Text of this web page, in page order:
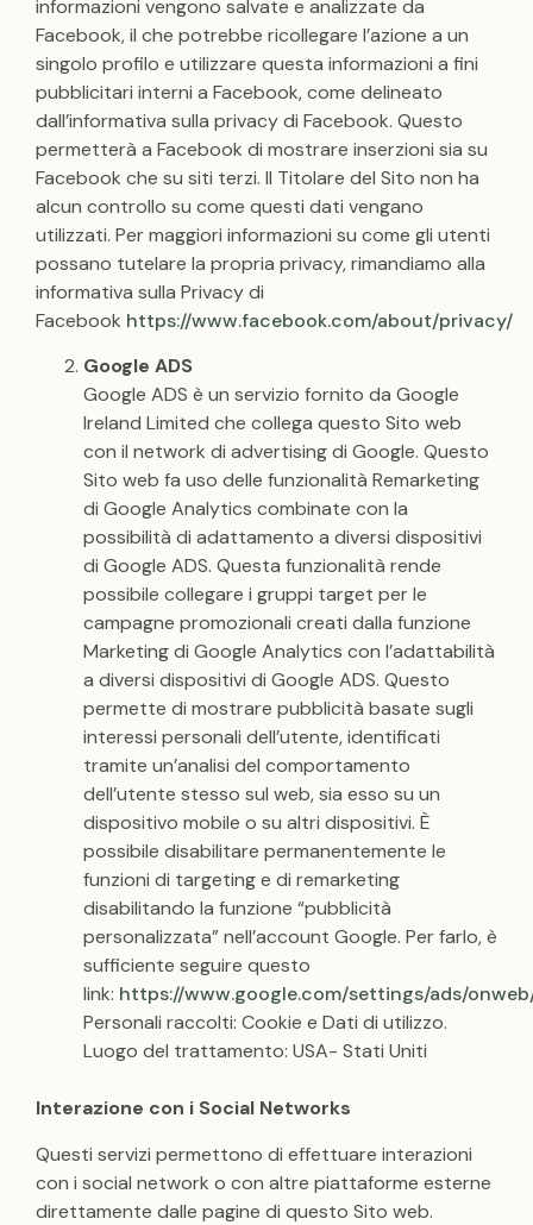
informazioni vengono salvate e analizzate da
Facebook, il che potrebbe ricollegare l’azione a un
singolo profilo e utilizzare questa informazioni a fini
pubblicitari interni a Facebook, come delineato
dall’informativa sulla privacy di Facebook. Questo
permetterà a Facebook di mostrare inserzioni sia su
Facebook che su siti terzi. Il Titolare del Sito non ha
alcun controllo su come questi dati vengano
utilizzati. Per maggiori informazioni su come gli utenti
possano tutelare la propria privacy, rimandiamo alla
informativa sulla Privacy di
Facebook https://www.facebook.com/about/privacy/
Google ADS
Google ADS è un servizio fornito da Google
Ireland Limited che collega questo Sito web
con il network di advertising di Google. Questo
Sito web fa uso delle funzionalità Remarketing
di Google Analytics combinate con la
possibilità di adattamento a diversi dispositivi
di Google ADS. Questa funzionalità rende
possibile collegare i gruppi target per le
campagne promozionali creati dalla funzione
Marketing di Google Analytics con l’adattabilità
a diversi dispositivi di Google ADS. Questo
permette di mostrare pubblicità basate sugli
interessi personali dell’utente, identificati
tramite un’analisi del comportamento
dell’utente stesso sul web, sia esso su un
dispositivo mobile o su altri dispositivi. È
possibile disabilitare permanentemente le
funzioni di targeting e di remarketing
disabilitando la funzione “pubblicità
personalizzata” nell’account Google. Per farlo, è
sufficiente seguire questo
link: https://www.google.com/settings/ads/
Personali raccolti: Cookie e Dati di utilizzo.
Luogo del trattamento: USA- Stati Uniti
Interazione con i Social Networks
Questi servizi permettono di effettuare interazioni
con i social network o con altre piattaforme esterne
direttamente dalle pagine di questo Sito web.